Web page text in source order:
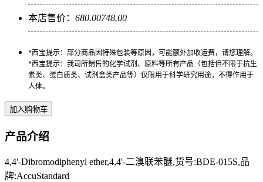
本店售价： 680.00748.00
*西宝提示：部分商品因特殊包装等原因，可能额外加收运费，请您理解。
*西宝提示：我司所销售的化学试剂、原料等所有产品（包括但不限于抗生
素类、蛋白质类、试剂盒类产品等）仅限用于科学研究用途，不得作用于
人体。
产品介绍
4,4'-Dibromodiphenyl ether,4,4'-二溴联苯醚,货号:BDE-015S,品
牌:AccuStandard